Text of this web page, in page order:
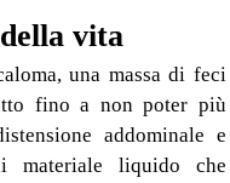
vita
una massa di feci
fino a non poter più
addominale e
materiale liquido che